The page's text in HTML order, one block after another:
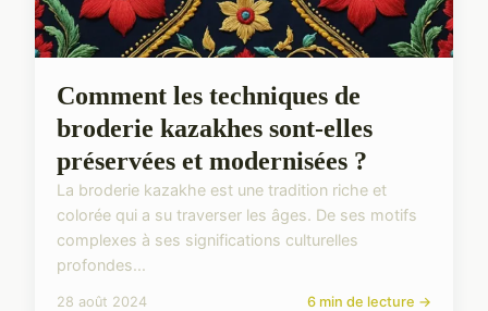
Comment les techniques de
broderie kazakhes sont-elles
préservées et modernisées ?
La broderie kazakhe est une tradition riche et
colorée qui a su traverser les âges. De ses motifs
complexes à ses significations culturelles
profondes...
28 août 2024 6 min de lecture →